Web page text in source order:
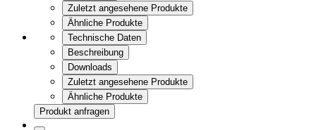
Zuletzt angesehene Produkte
Ähnliche Produkte
Technische Daten
Beschreibung
Downloads
Zuletzt angesehene Produkte
Ähnliche Produkte
Produkt anfragen